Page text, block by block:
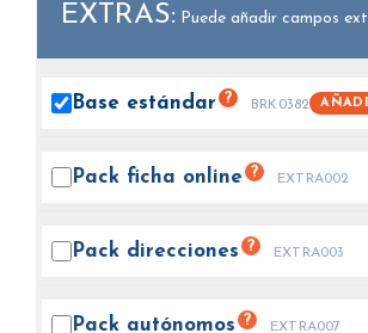
EXTRAS: Puede añadir campos
Base estándar ? BRK0382
Pack ficha online ? EXTRA002
Pack direcciones ? EXTRA003
Pack autónomos ? EXTRA007